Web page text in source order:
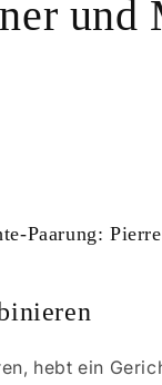
und
Paarung:
hebt ein